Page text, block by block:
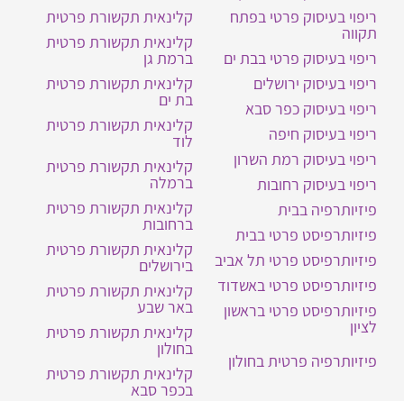
ריפוי בעיסוק פרטי בפתח
תקווה
ריפוי בעיסוק פרטי בבת ים
ריפוי בעיסוק ירושלים
ריפוי בעיסוק כפר סבא
ריפוי בעיסוק חיפה
ריפוי בעיסוק רמת השרון
ריפוי בעיסוק רחובות
פיזיותרפיה בבית
פיזיותרפיסט פרטי בבית
פיזיותרפיסט פרטי תל אביב
פיזיותרפיסט פרטי באשדוד
פיזיותרפיסט פרטי בראשון
לציון
פיזיותרפיה פרטית בחולון
קלינאית תקשורת פרטית
קלינאית תקשורת פרטית
ברמת גן
קלינאית תקשורת פרטית
בת ים
קלינאית תקשורת פרטית
לוד
קלינאית תקשורת פרטית
ברמלה
קלינאית תקשורת פרטית
ברחובות
קלינאית תקשורת פרטית
בירושלים
קלינאית תקשורת פרטית
באר שבע
קלינאית תקשורת פרטית
בחולון
קלינאית תקשורת פרטית
בכפר סבא